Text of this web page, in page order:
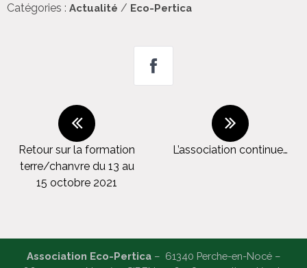
Catégories : Actualité / Eco-Pertica
Retour sur la formation
terre/chanvre du 13 au
15 octobre 2021
L’association continue…
Association Eco-Pertica – 61340 Perche-en-Nocé –